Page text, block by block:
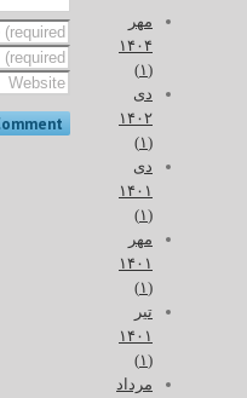
مهر
۱۴۰۴
دی
۱۴۰۲
دی
۱۴۰۱
مهر
۱۴۰۱
تیر
۱۴۰۱
مرداد